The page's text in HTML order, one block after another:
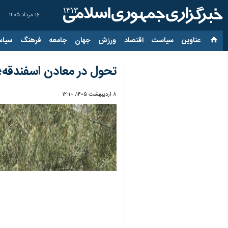
۱۶ مرداد ۱۴۰۵
عناوین‌ سیاست اقتصاد ورزش جهان جامعه فرهنگ
تحول در معادن
۸ اردیبهشت ۱۴۰۵، ۱۲:۱۰